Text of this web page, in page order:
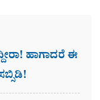
ಹಾಗಾದರೆ ಈ